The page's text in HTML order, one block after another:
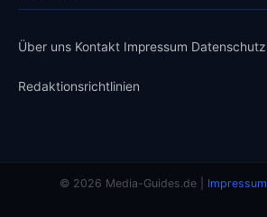
Über uns Kontakt Impressum Datenschutz
Redaktionsrichtlinien
© 2026 Media-Guides.de | Impressum